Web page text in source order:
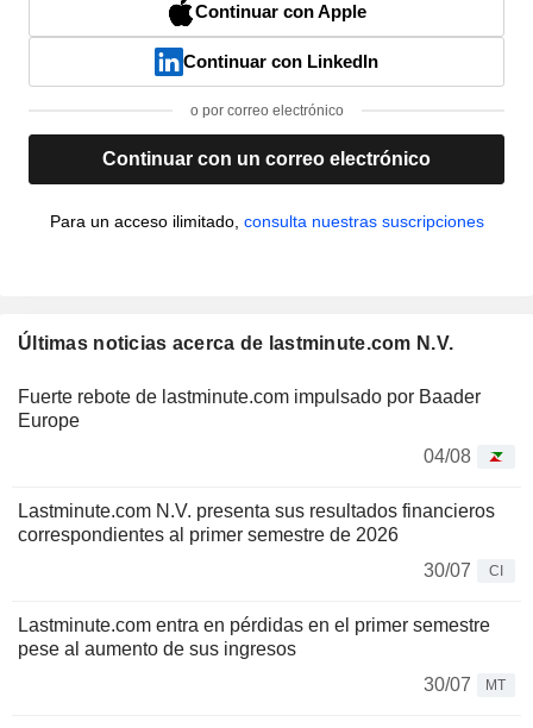
Continuar con Apple
Continuar con LinkedIn
o por correo electrónico
Continuar con un correo electrónico
Para un acceso ilimitado, consulta nuestras suscripciones
Últimas noticias acerca de lastminute.com N.V.
Fuerte rebote de lastminute.com impulsado por Baader
Europe
04/08
Lastminute.com N.V. presenta sus resultados financieros
correspondientes al primer semestre de 2026
30/07
CI
Lastminute.com entra en pérdidas en el primer semestre
pese al aumento de sus ingresos
30/07
MT